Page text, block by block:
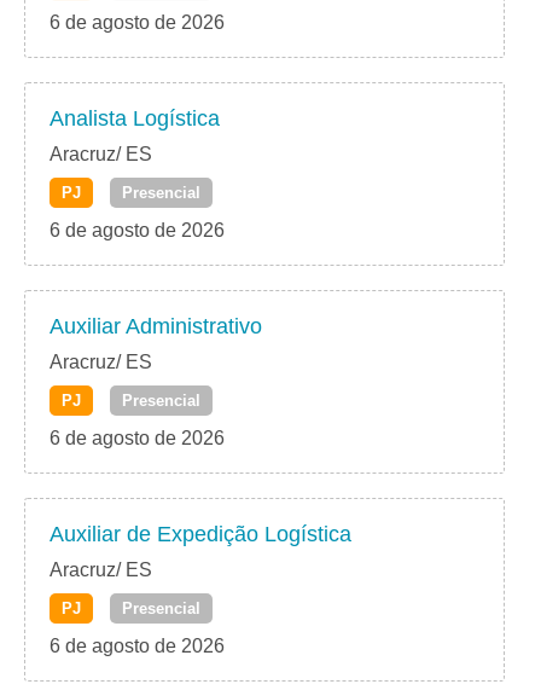
6 de agosto de 2026
Analista Logística
Aracruz/ ES
PJ Presencial
6 de agosto de 2026
Auxiliar Administrativo
Aracruz/ ES
PJ Presencial
6 de agosto de 2026
Auxiliar de Expedição Logística
Aracruz/ ES
PJ Presencial
6 de agosto de 2026